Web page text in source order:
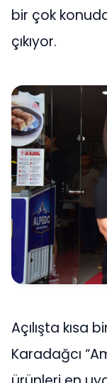
bir çok
çıkıyor.
Açılışta kısa
Karadağcı